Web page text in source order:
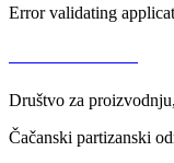
Error validating
Društvo za
Čačanski partizanski